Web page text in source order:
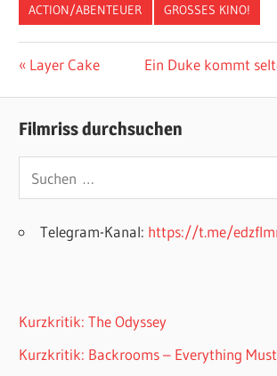
ACTION/ABENTEUER GROSSES KINO!
Beitragsnavigation
Vorheriger
Layer Cake
Nächster
Ein Duke kommt
Filmriss durchsuchen
nach:
Telegram-Kanal: https://t.me/
Kurzkritik: The Odyssey
Kurzkritik: Backrooms – Everything